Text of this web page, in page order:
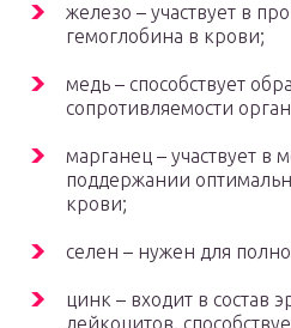
железо – участвует в
гемоглобина в крови;
медь – способствует
сопротивляемости
марганец – участвует в
поддержании
крови;
селен – нужен для
цинк – входит в состав
лейкоцитов,